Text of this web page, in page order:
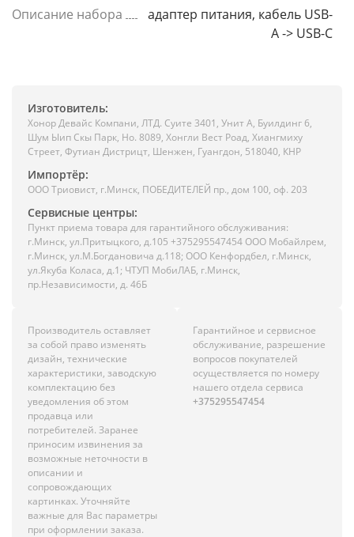
Описание набора
адаптер питания, кабель USB-
A -> USB-C
Изготовитель:
Хонор Девайс Компани, ЛТД. Суите 3401, Унит A, Буилдинг 6,
Шум Ыип Скы Парк, Но. 8089, Хонгли Вест Роад, Xиангмиху
Стреет, Футиан Дистрицт, Шенжен, Гуангдон, 518040, КНР
Импортёр:
ООО Триовист, г.Минск, ПОБЕДИТЕЛЕЙ пр., дом 100, оф. 203
Сервисные центры:
Пункт приема товара для гарантийного обслуживания:
г.Минск, ул.Притыцкого, д.105 +375295547454 ООО Мобайлрем,
г.Минск, ул.М.Богдановича д.118; ООО Кенфордбел, г.Минск,
ул.Якуба Коласа, д.1; ЧТУП МобиЛАБ, г.Минск,
пр.Независимости, д. 46Б
Производитель оставляет
за собой право изменять
дизайн, технические
характеристики, заводскую
комплектацию без
уведомления об этом
продавца или
потребителей. Заранее
приносим извинения за
возможные неточности в
описании и
сопровождающих
картинках. Уточняйте
важные для Вас параметры
при оформлении заказа.
Гарантийное и сервисное
обслуживание, разрешение
вопросов покупателей
осуществляется по номеру
нашего отдела сервиса
+375295547454